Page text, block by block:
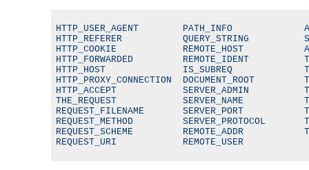
HTTP_USER_AGENT        PATH_INFO
HTTP_REFERER           QUERY_STRING
HTTP_COOKIE            REMOTE_HOST
HTTP_FORWARDED         REMOTE_IDENT
HTTP_HOST              IS_SUBREQ
HTTP_PROXY_CONNECTION  DOCUMENT_ROOT
HTTP_ACCEPT            SERVER_ADMIN
THE_REQUEST            SERVER_NAME
REQUEST_FILENAME       SERVER_PORT
REQUEST_METHOD         SERVER_PROTOCOL
REQUEST_SCHEME         REMOTE_ADDR
REQUEST_URI            REMOTE_USER